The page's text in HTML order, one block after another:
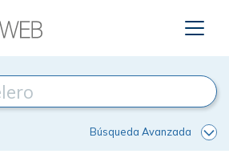
Búsqueda Avanzada